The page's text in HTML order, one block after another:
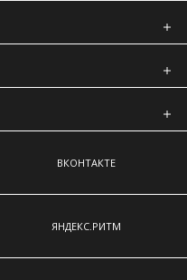
ВКОНТАКТЕ
ЯНДЕКС.РИТМ